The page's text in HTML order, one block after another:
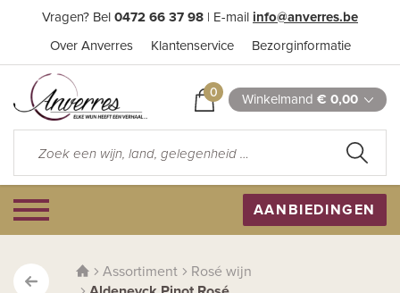
Vragen? Bel 0472 66 37 98 | E-mail info@anverres.be
Over Anverres Klantenservice Bezorginformatie
0 Winkelmand € 0,00
AANBIEDINGEN
Assortiment
Rosé wijn